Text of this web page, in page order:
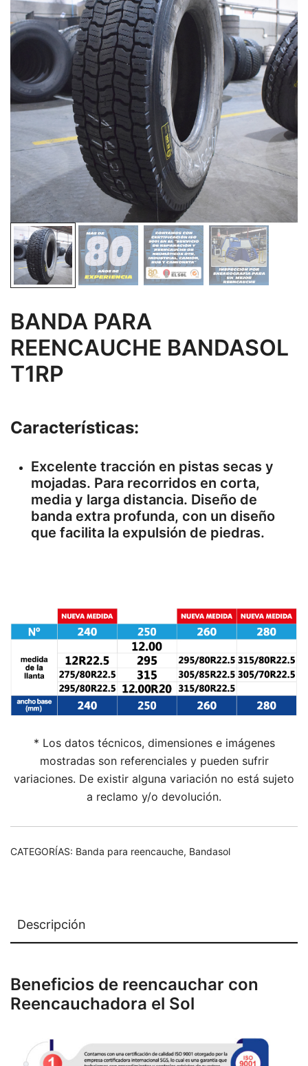
BANDA PARA
REENCAUCHE BANDASOL
T1RP
Características:
Excelente tracción en pistas secas y
mojadas. Para recorridos en corta,
media y larga distancia. Diseño de
banda extra profunda, con un diseño
que facilita la expulsión de piedras.
* Los datos técnicos, dimensiones e imágenes
mostradas son referenciales y pueden sufrir
variaciones. De existir alguna variación no está sujeto
a reclamo y/o devolución.
CATEGORÍAS: Banda para reencauche, Bandasol
Descripción
Beneficios de reencauchar con
Reencauchadora el Sol